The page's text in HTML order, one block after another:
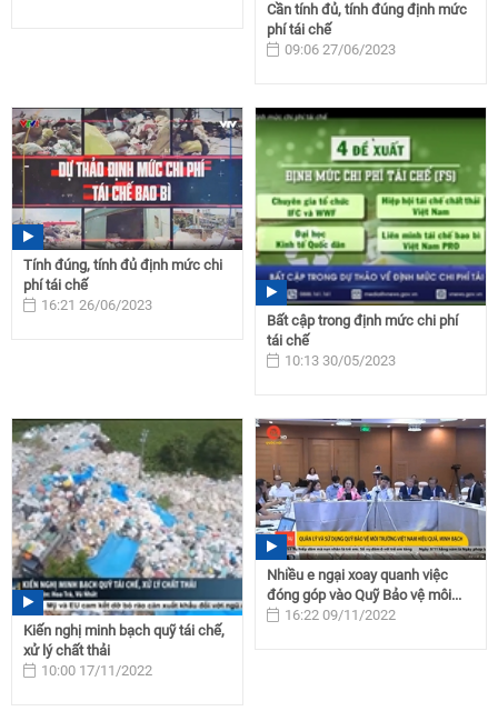
Cần tính đủ, tính đúng định mức
phí tái chế
09:06 27/06/2023
Tính đúng, tính đủ định mức chi
phí tái chế
16:21 26/06/2023
Bất cập trong định mức chi phí
tái chế
10:13 30/05/2023
Kiến nghị minh bạch quỹ tái chế,
xử lý chất thải
10:00 17/11/2022
Nhiều e ngại xoay quanh việc
đóng góp vào Quỹ Bảo vệ môi...
16:22 09/11/2022